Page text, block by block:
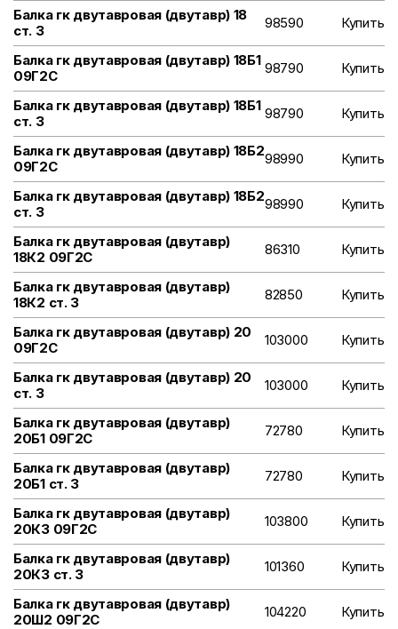
Балка гк двутавровая (двутавр) 18
ст. 3
98590 Купить
Балка гк двутавровая (двутавр) 18Б1
09Г2С
98790 Купить
Балка гк двутавровая (двутавр) 18Б1
ст. 3
98790 Купить
Балка гк двутавровая (двутавр) 18Б2
09Г2С
98990 Купить
Балка гк двутавровая (двутавр) 18Б2
ст. 3
98990 Купить
Балка гк двутавровая (двутавр)
18К2 09Г2С
86310 Купить
Балка гк двутавровая (двутавр)
18К2 ст. 3
82850 Купить
Балка гк двутавровая (двутавр) 20
09Г2С
103000 Купить
Балка гк двутавровая (двутавр) 20
ст. 3
103000 Купить
Балка гк двутавровая (двутавр)
20Б1 09Г2С
72780 Купить
Балка гк двутавровая (двутавр)
20Б1 ст. 3
72780 Купить
Балка гк двутавровая (двутавр)
20К3 09Г2С
103800 Купить
Балка гк двутавровая (двутавр)
20К3 ст. 3
101360 Купить
Балка гк двутавровая (двутавр)
20Ш2 09Г2С
104220 Купить